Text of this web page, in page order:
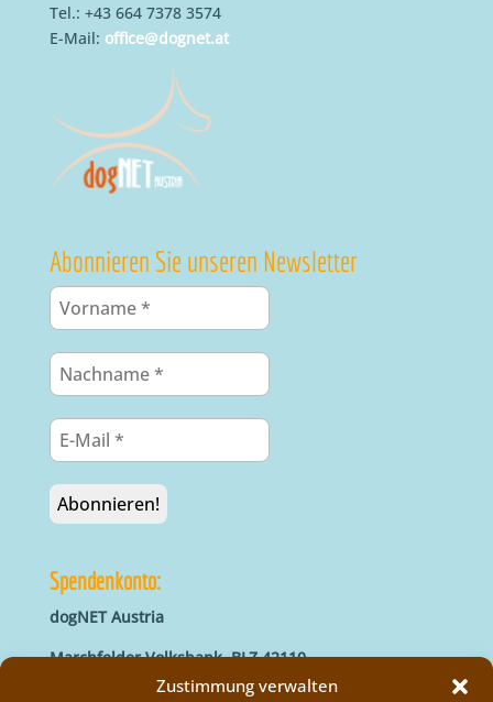
Zustimmung verwalten
Tel.: +43 664 7378 3574
E-Mail: office@dognet.at
Abonnieren Sie unseren Newsletter
Spendenkonto:
dogNET Austria
Marchfelder Volksbank, BLZ 42110
IBAN: AT66 4211 0421 5000 0000